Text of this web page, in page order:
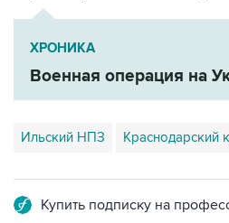
ХРОНИКА
Военная операция на
Ильский НПЗ Краснодарский
Купить подписку на